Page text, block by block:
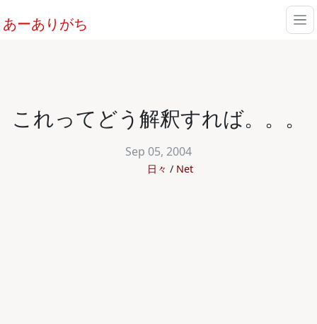
あーありがち
これってどう解釈すれば。。。
Sep 05, 2004
日々 Net